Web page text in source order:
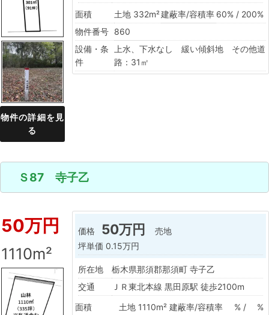
物件の詳細を見
る
面積
土地 332m²建蔽率/容積率 60% / 200%
物件番号 860
設備・条
件
上水、下水なし 緩い傾斜地 その他道
路：31㎡
Ｓ87 寺子乙
50万円
1110m²
価格 50万円
売地
坪単価 0.15万円
所在地
栃木県那須郡那須町 寺子乙
交通
ＪＲ東北本線 黒田原駅 徒歩2100m
面積
土地 1110m² 建蔽率/容積率
% / %